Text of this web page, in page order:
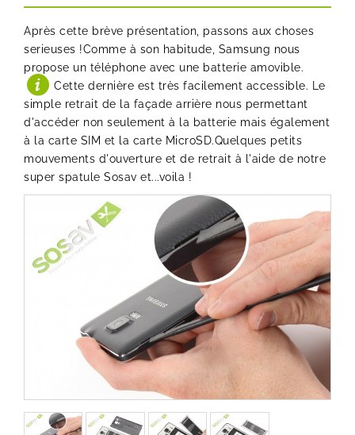
Après cette brève présentation, passons aux choses
serieuses !Comme à son habitude, Samsung nous
propose un téléphone avec une batterie amovible.
Cette dernière est très facilement accessible. Le
simple retrait de la façade arrière nous permettant
d'accéder non seulement à la batterie mais également
à la carte SIM et la carte MicroSD.Quelques petits
mouvements d'ouverture et de retrait à l'aide de notre
super spatule Sosav et...voila !